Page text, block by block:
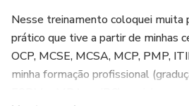
Nesse treinamento coloquei muita
prático que tive a partir de minhas
OCP, MCSE, MCSA, MCP, PMP,
minha formação profissional